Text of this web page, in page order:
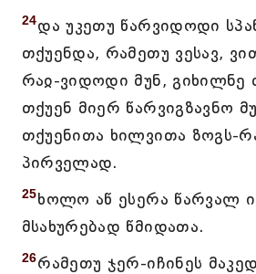
24და უკეთუ წარვიდოდი
თქუენდა, რამეთუ ვესავ,
რაჲ-ვიდოდი მუნ, გიხილნე
თქუენ მიერ წარვიგზავნო
თქუენითა ხილვითა ზოგს-
პირველად.
25ხოლო აწ ესერა წარვალ
მსახურებად წმიდათა.
26რამეთუ ჯერ-იჩინეს